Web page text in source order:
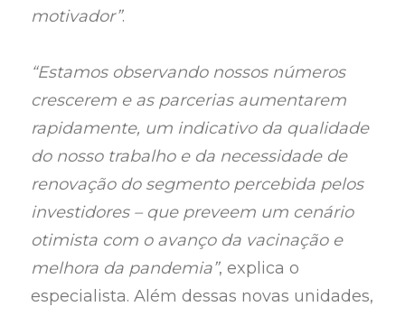
motivador”.
“Estamos observando nossos números
crescerem e as parcerias aumentarem
rapidamente, um indicativo da qualidade
do nosso trabalho e da necessidade de
renovação do segmento percebida pelos
investidores – que preveem um cenário
otimista com o avanço da vacinação e
melhora da pandemia”, explica o
especialista. Além dessas novas unidades,